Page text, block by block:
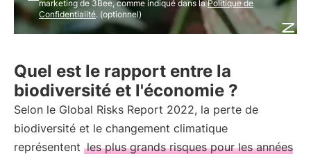
marketing de 3Bee, comme indiqué dans laPolitique de
Confidentialité. (optionnel)
Quel est le rapport entre la
biodiversité et l'économie ?
Selon le Global Risks Report 2022, la perte de
biodiversité et le changement climatique
représentent les plus grands risques pour les années